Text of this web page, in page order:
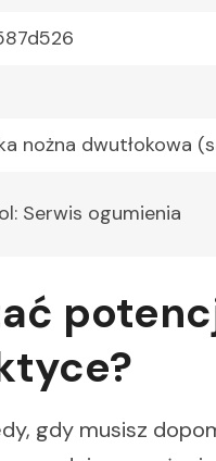
nożna dwutłokowa
Serwis ogumienia
gdy musisz